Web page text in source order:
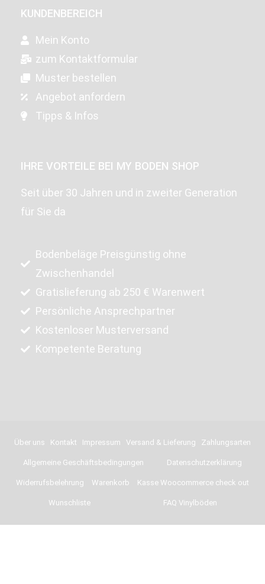
KUNDENBEREICH
Mein Konto
zum Kontaktformular
Muster bestellen
Angebot anfordern
Tipps & Infos
IHRE VORTEILE BEI MY BODEN SHOP
Seit über 30 Jahren und in zweiter Generation
für Sie da
Bodenbeläge Preisgünstig ohne
Zwischenhandel
Gratislieferung ab 250 € Warenwert
Persönliche Ansprechpartner
Kostenloser Musterversand
Kompetente Beratung
Über uns Kontakt Impressum Versand & Lieferung Zahlungsarten
Allgemeine Geschäftsbedingungen Datenschutzerklärung
Widerrufsbelehrung Warenkorb Kasse Woocommerce check out
Wunschliste FAQ Vinylböden